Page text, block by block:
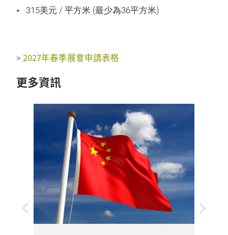
315美元 / 平方米 (最少為36平方米)
> 2027年春季展會申請表格
更多資訊
上
下